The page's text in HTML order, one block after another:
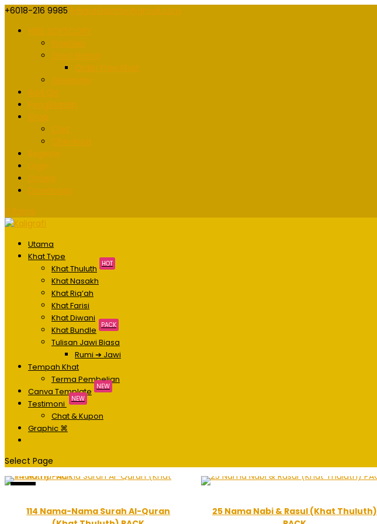
+6018-216 9985
Utama
Khat Type
Khat Thuluth HOT
Khat Nasakh
Khat Riq’ah
Khat Farisi
Khat Diwani
Khat Bundle PACK
Tulisan Jawi Biasa
Rumi ➔ Jawi
Tempah Khat
Terma Pembelian
Canva Template NEW
Testimoni NEW
Chat & Kupon
Graphic ⌘
Select Page
114 Nama-Nama Surah Al-Quran
25 Nama Nabi & Rasul (Khat Thuluth)